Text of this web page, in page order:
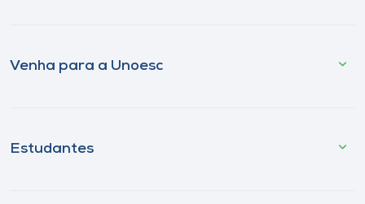
Venha para a Unoesc
Estudantes